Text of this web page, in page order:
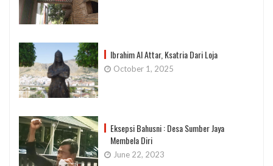
Ibrahim Al Attar, Ksatria Dari Loja
October 1, 2025
Eksepsi Bahusni : Desa Sumber Jaya
Membela Diri
June 22, 2023